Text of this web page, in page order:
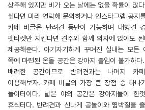
상주해 있지만 비가 오는 날에는 없을 확률이 많
싶다면 미리 연락해 문의하거나 인스타그램 공지
카페 비글은 반려견 동반이 가능하며 대형견
펫티켓만 지킨다면 견주와 함께 의자에 앉아도
제공해준다. 아기자기하게 꾸며진 실내는 모든
쪽에 마련된 온돌 공간은 강아지 출입이 불가하
배려한 공간이므로 반려견과는 나머지 카
이용해보자. 카페 비글의 가장 큰 장점 중 하나
놀이터이다. 넓은 야외 공간은 강아지들이 한
휴식터다. 반려견과 신나게 공놀이와 뜀박질을